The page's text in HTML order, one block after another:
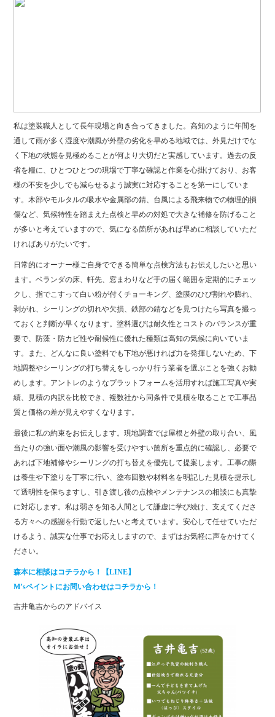
私は塗装職人として長年現場と向き合ってきました。高知のように年間を
通して雨が多く湿度や潮風が外壁の劣化を早める地域では、外見だけでな
く下地の状態を見極めることが何より大切だと実感しています。過去の反
省を糧に、ひとつひとつの現場で丁寧な確認と作業を心掛けており、お客
様の不安を少しでも減らせるよう誠実に対応することを第一にしていま
す。木部やモルタルの吸水や金属部の錆、台風による飛来物での物理的損
傷など、気候特性を踏まえた点検と早めの対処で大きな補修を防げること
が多いと考えていますので、気になる箇所があれば早めに相談していただ
ければありがたいです。
日常的にオーナー様ご自身でできる簡単な点検方法もお伝えしたいと思い
ます。ベランダの床、軒先、窓まわりなど手の届く範囲を定期的にチェッ
クし、指でこすって白い粉が付くチョーキング、塗膜のひび割れや膨れ、
剥がれ、シーリングの切れや欠損、鉄部の錆などを見つけたら写真を撮っ
ておくと判断が早くなります。塗料選びは耐久性とコストのバランスが重
要で、防藻・防カビ性や耐候性に優れた種類は高知の気候に向いていま
す。また、どんなに良い塗料でも下地が悪ければ力を発揮しないため、下
地調整やシーリングの打ち替えをしっかり行う業者を選ぶことを強くお勧
めします。アントレのようなプラットフォームを活用すれば施工写真や実
績、見積の内訳を比較でき、複数社から同条件で見積を取ることで工事品
質と価格の差が見えやすくなります。
最後に私の約束をお伝えします。現地調査では屋根と外壁の取り合い、風
当たりの強い面や潮風の影響を受けやすい箇所を重点的に確認し、必要で
あれば下地補修やシーリングの打ち替えを優先して提案します。工事の際
は養生や下塗りを丁寧に行い、塗布回数や材料名を明記した見積を提示し
て透明性を保ちますし、引き渡し後の点検やメンテナンスの相談にも真摯
に対応します。私は弱さを知る人間として謙虚に学び続け、支えてくださ
る方々への感謝を行動で返したいと考えています。安心して任せていただ
けるよう、誠実な仕事でお応えしますので、まずはお気軽に声をかけてく
ださい。
森本に相談はコチラから！【LINE】
M’sペイントにお問い合わせはコチラから！
吉井亀吉からのアドバイス